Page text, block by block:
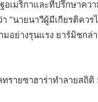
อเมริกาและที่ปรึกษาค
“นายนาวีผู้มีเกียรติค
ย่างรุนแรง ยาร์มิชกล่
รายซาฮาร่าทำลายสถิติ